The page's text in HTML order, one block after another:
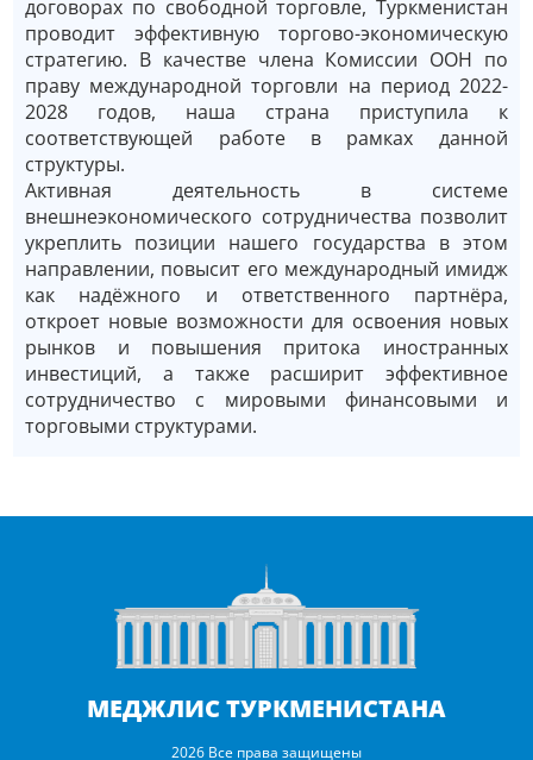
договорах по свободной торговле, Туркменистан
проводит эффективную торгово-экономическую
стратегию. В качестве члена Комиссии ООН по
праву международной торговли на период 2022-
2028 годов, наша страна приступила к
соответствующей работе в рамках данной
структуры.
Активная деятельность в системе
внешнеэкономического сотрудничества позволит
укреплить позиции нашего государства в этом
направлении, повысит его международный имидж
как надёжного и ответственного партнёра,
откроет новые возможности для освоения новых
рынков и повышения притока иностранных
инвестиций, а также расширит эффективное
сотрудничество с мировыми финансовыми и
торговыми структурами.
МЕДЖЛИС ТУРКМЕНИСТАНА
2026 Все права защищены